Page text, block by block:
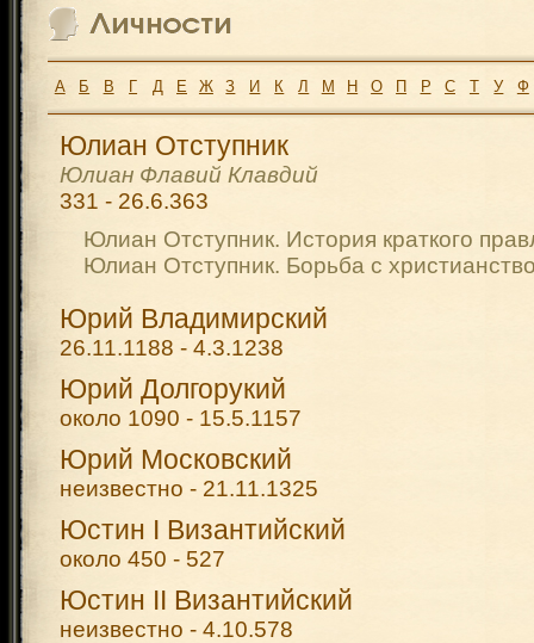
А Б В Г Д Е Ж З И К Л М Н О П Р С Т У Ф
Юлиан Отступник
Юлиан Флавий Клавдий
331 - 26.6.363
Юлиан Отступник. История краткого
Юлиан Отступник. Борьба с
Юрий Владимирский
26.11.1188 - 4.3.1238
Юрий Долгорукий
около 1090 - 15.5.1157
Юрий Московский
неизвестно - 21.11.1325
Юстин I Византийский
около 450 - 527
Юстин II Византийский
неизвестно - 4.10.578